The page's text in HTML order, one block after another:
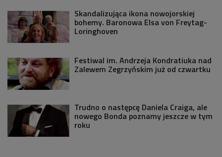
Skandalizująca ikona nowojorskiej
bohemy. Baronowa Elsa von Freytag-
Loringhoven
Festiwal im. Andrzeja Kondratiuka nad
Zalewem Zegrzyńskim już od czwartku
Trudno o następcę Daniela Craiga, ale
nowego Bonda poznamy jeszcze w tym
roku